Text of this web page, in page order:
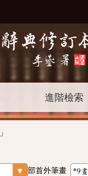
進階檢索
」
部首外筆畫